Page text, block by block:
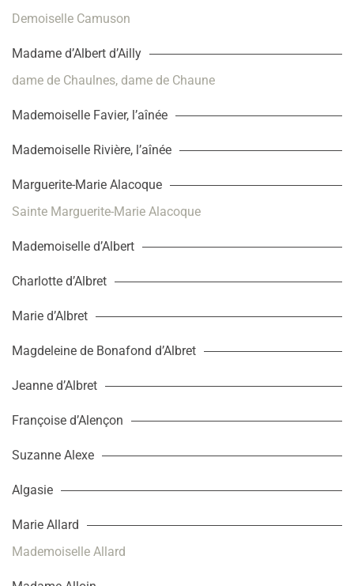
Demoiselle Camuson
Madame d’Albert d’Ailly
dame de Chaulnes, dame de Chaune
Mademoiselle Favier, l’aînée
Mademoiselle Rivière, l’aînée
Marguerite-Marie Alacoque
Sainte Marguerite-Marie Alacoque
Mademoiselle d’Albert
Charlotte d’Albret
Marie d’Albret
Magdeleine de Bonafond d’Albret
Jeanne d’Albret
Françoise d’Alençon
Suzanne Alexe
Algasie
Marie Allard
Mademoiselle Allard